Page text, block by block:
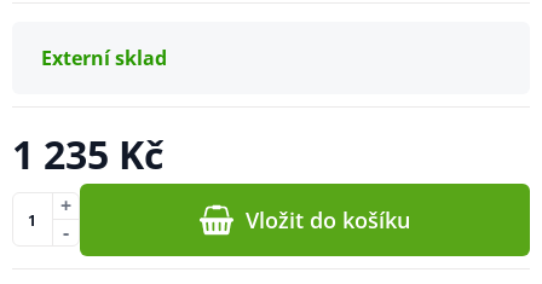
Externí sklad
1 235 Kč
-
+ Vložit do košíku